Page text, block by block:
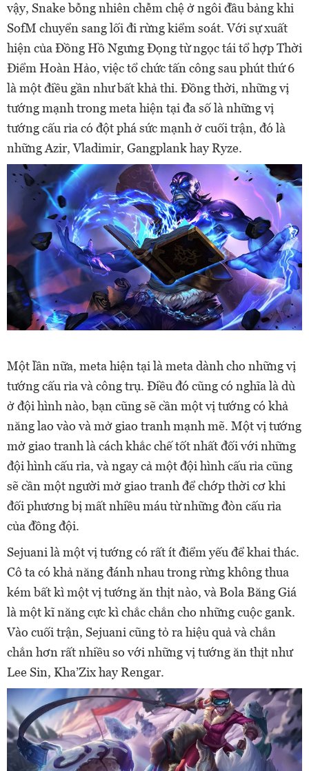
vậy, Snake bỗng nhiên chễm chệ ở ngôi đầu bảng khi
SofM chuyển sang lối đi rừng kiểm soát. Với sự xuất
hiện của Đồng Hồ Ngưng Đọng từ ngọc tái tổ hợp Thời
Điểm Hoàn Hảo, việc tổ chức tấn công sau phút thứ 6
là một điều gần như bất khả thi. Đồng thời, những vị
tướng mạnh trong meta hiện tại đa số là những vị
tướng cấu rỉa có đột phá sức mạnh ở cuối trận, đó là
những Azir, Vladimir, Gangplank hay Ryze.
Một lần nữa, meta hiện tại là meta dành cho những vị
tướng cấu rỉa và công trụ. Điều đó cũng có nghĩa là dù
ở đội hình nào, bạn cũng sẽ cần một vị tướng có khả
năng lao vào và mở giao tranh mạnh mẽ. Một vị tướng
mở giao tranh là cách khắc chế tốt nhất đối với những
đội hình cấu rỉa, và ngay cả một đội hình cấu rỉa cũng
sẽ cần một người mở giao tranh để chớp thời cơ khi
đối phương bị mất nhiều máu từ những đòn cấu rỉa
của đồng đội.
Sejuani là một vị tướng có rất ít điểm yếu để khai thác.
Cô ta có khả năng đánh nhau trong rừng không thua
kém bất kì một vị tướng ăn thịt nào, và Bola Băng Giá
là một kĩ năng cực kì chắc chắn cho những cuộc gank.
Vào cuối trận, Sejuani cũng tỏ ra hiệu quả và chắn
chắn hơn rất nhiều so với những vị tướng ăn thịt như
Lee Sin, Kha’Zix hay Rengar.